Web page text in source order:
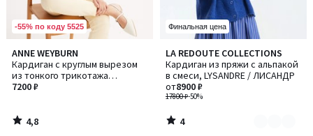
-55% по коду 5525
ANNE WEYBURN
Кардиган с круглым вырезом
из тонкого трикотажа
пуантель, с застежкой на
7200 ₽
4,8
/ 5
4,8
/
Финальная цена
LA REDOUTE COLLECTIONS
Кардиган из пряжи с альпакой
в смеси, LYSANDRE / ЛИСАНДР
17800 ₽-50%
от8900 ₽
4
/
5
Количество
цветов:
3
4
/